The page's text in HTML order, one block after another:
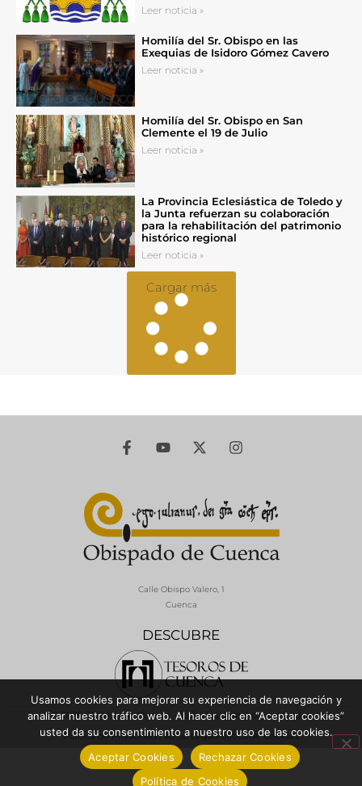
Leer noticia »
Homilía del Sr. Obispo en las
Exequias de Isidoro Gómez Cavero
Leer noticia »
Homilía del Sr. Obispo en San
Clemente el 19 de Julio
Leer noticia »
La Provincia Eclesiástica de Toledo y
la Junta refuerzan su colaboración
para la rehabilitación del patrimonio
histórico regional
Leer noticia »
Cargar más
DESCUBRE
Calle Obispo Valero, 1
Cuenca
© 2026 Diócesis de Cuenca - Todos los derechos reservados
Política de Privacidad / Aviso LegalPolítica de Cookies
Usamos cookies para mejorar su experiencia de navegación y
analizar nuestro tráfico web. Al hacer clic en “Aceptar cookies”
usted da su consentimiento a nuestro uso de las cookies.
Aceptar Cookies
Rechazar Cookies
Política de Cookies